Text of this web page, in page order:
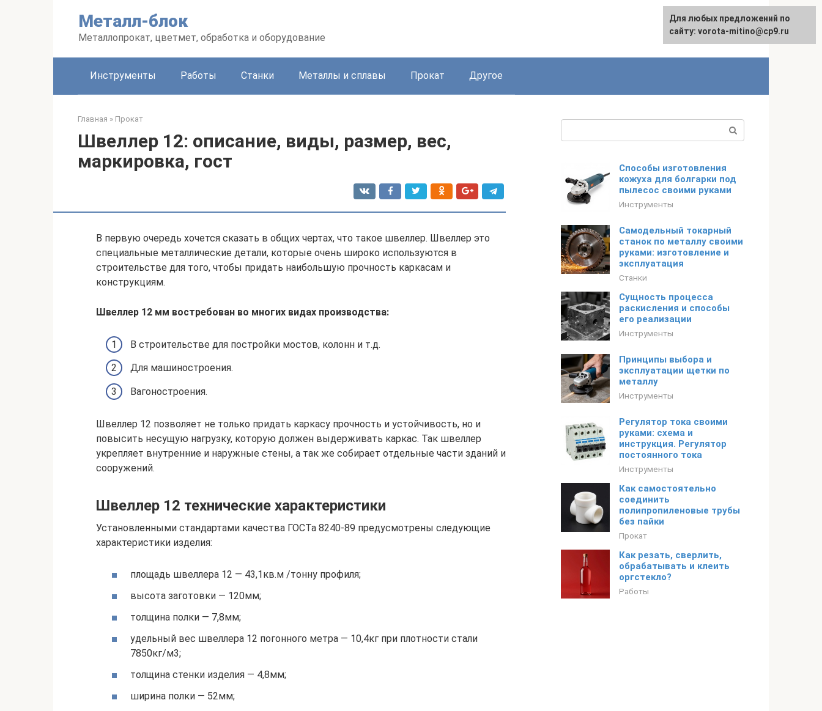
Металл-блок
Металлопрокат, цветмет, обработка и оборудование
Инструменты Работы Станки Металлы и сплавы Прокат Другое
Главная » Прокат
Швеллер 12: описание, виды, размер, вес,
маркировка, гост
В первую очередь хочется сказать в общих чертах, что такое швеллер. Швеллер это
специальные металлические детали, которые очень широко используются в
строительстве для того, чтобы придать наибольшую прочность каркасам и
конструкциям.
Швеллер 12 мм востребован во многих видах производства:
В строительстве для постройки мостов, колонн и т.д.
Для машиностроения.
Вагоностроения.
Швеллер 12 позволяет не только придать каркасу прочность и устойчивость, но и
повысить несущую нагрузку, которую должен выдерживать каркас. Так швеллер
укрепляет внутренние и наружные стены, а так же собирает отдельные части зданий и
сооружений.
Швеллер 12 технические характеристики
Установленными стандартами качества ГОСТа 8240-89 предусмотрены следующие
характеристики изделия:
площадь швеллера 12 — 43,1кв.м /тонну профиля;
высота заготовки — 120мм;
толщина полки — 7,8мм;
удельный вес швеллера 12 погонного метра — 10,4кг при плотности стали
7850кг/м3;
толщина стенки изделия — 4,8мм;
ширина полки — 52мм;
Способы изготовления
кожуха для болгарки под
пылесос своими руками
Инструменты
Самодельный токарный
станок по металлу своими
руками: изготовление и
эксплуатация
Станки
Сущность процесса
раскисления и способы
его реализации
Инструменты
Принципы выбора и
эксплуатации щетки по
металлу
Инструменты
Регулятор тока своими
руками: схема и
инструкция. Регулятор
постоянного тока
Инструменты
Как самостоятельно
соединить
полипропиленовые трубы
без пайки
Прокат
Как резать, сверлить,
обрабатывать и клеить
оргстекло?
Работы
Для любых предложений по
сайту: vorota-mitino@cp9.ru